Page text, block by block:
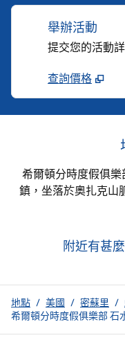
舉辦活動
提交您的活動
查詢價格
希爾頓分時度假俱
鎮，坐落於奧扎克山
附近有甚麼
地點 / 美國 / 密蘇里 /
希爾頓分時度假俱樂部 石